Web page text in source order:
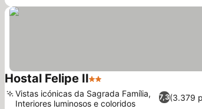
Hostal Felipe II2 Estrelas
7,3(3.379
Vistas icónicas da Sagrada Família,
Interiores luminosos e coloridos